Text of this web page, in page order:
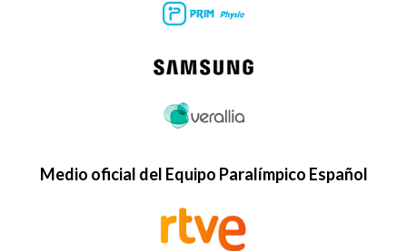
Medio oficial del Equipo Paralímpico Español